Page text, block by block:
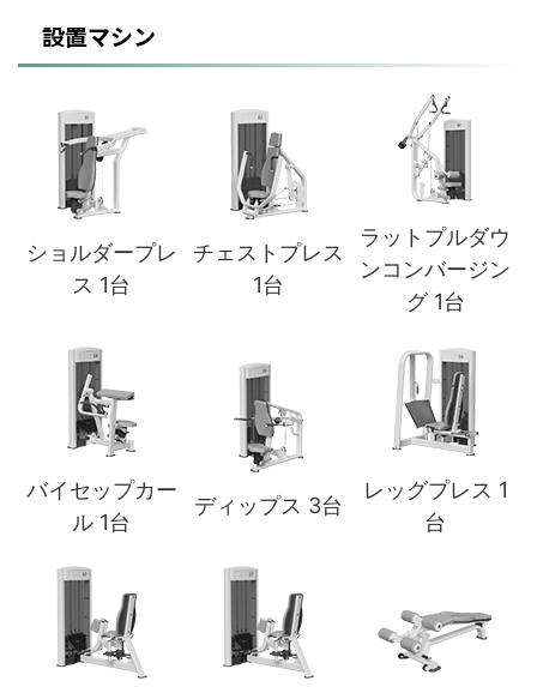
設置マシン
ショルダープレ
ス 1台
チェストプレス
1台
ラットプルダウ
ンコンバージン
グ 1台
バイセップカー
ル 1台
ディップス 3台
レッグプレス 1
台